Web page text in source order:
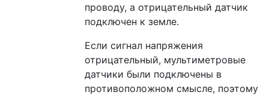
проводу, а отрицательный датчик
подключен к земле.
Если сигнал напряжения
отрицательный, мультиметровые
датчики были подключены в
противоположном смысле, поэтому